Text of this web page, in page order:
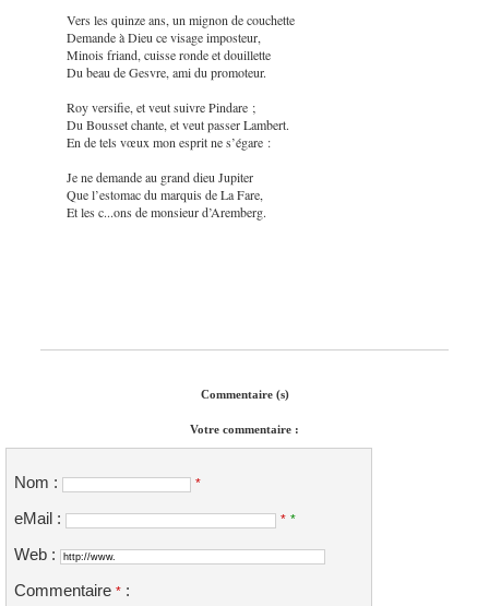
Vers les quinze ans, un mignon de couchette
Demande à Dieu ce visage imposteur,
Minois friand, cuisse ronde et douillette
Du beau de Gesvre, ami du promoteur.
Roy versifie, et veut suivre Pindare ;
Du Bousset chante, et veut passer Lambert.
En de tels vœux mon esprit ne s’égare :
Je ne demande au grand dieu Jupiter
Que l’estomac du marquis de La Fare,
Et les c...ons de monsieur d’Aremberg.
Commentaire (s)
Votre commentaire :
Nom : *
eMail : * *
Web :
Commentaire * :